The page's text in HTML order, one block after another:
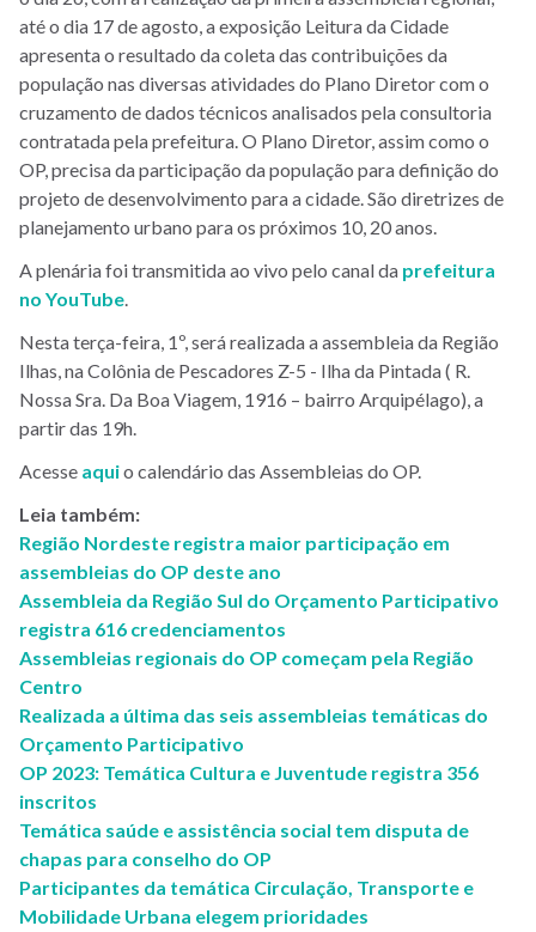
até o dia 17 de agosto, a exposição Leitura da Cidade
apresenta o resultado da coleta das contribuições da
população nas diversas atividades do Plano Diretor com o
cruzamento de dados técnicos analisados pela consultoria
contratada pela prefeitura. O Plano Diretor, assim como o
OP, precisa da participação da população para definição do
projeto de desenvolvimento para a cidade. São diretrizes de
planejamento urbano para os próximos 10, 20 anos.
A plenária foi transmitida ao vivo pelo canal da prefeitura
no YouTube.
Nesta terça-feira, 1º, será realizada a assembleia da Região
Ilhas, naColônia de Pescadores Z-5 - Ilha da Pintada( R.
Nossa Sra. Da Boa Viagem, 1916 – bairro Arquipélago), a
partir das 19h.
Acesse aquio calendário das Assembleias do OP.
Leia também:
Região Nordeste registra maior participação em
assembleias do OP deste ano
Assembleia da Região Sul do Orçamento Participativo
registra 616 credenciamentos
Assembleias regionais do OP começam pela Região
Centro
Realizada a última das seis assembleias temáticas do
Orçamento Participativo
OP 2023: Temática Cultura e Juventude registra 356
inscritos
Temática saúde e assistência social tem disputa de
chapas para conselho do OP
Participantes da temática Circulação, Transporte e
Mobilidade Urbana elegem prioridades